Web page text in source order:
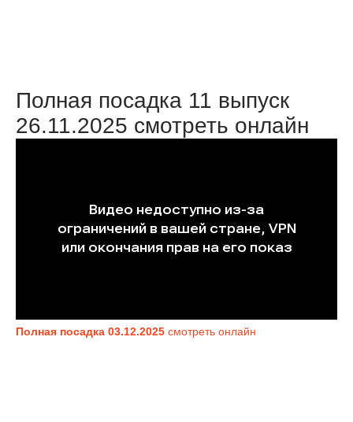
Полная посадка 11 выпуск
26.11.2025 смотреть онлайн
Полная посадка 03.12.2025 смотреть онлайн